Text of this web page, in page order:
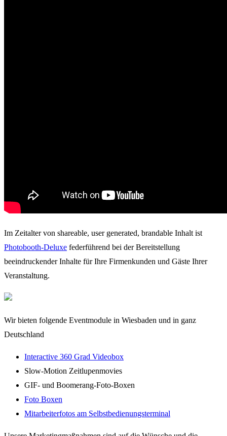
Im Zeitalter von shareable, user generated, brandable Inhalt ist
Photobooth-Deluxe federführend bei der Bereitstellung
beeindruckender Inhalte für Ihre Firmenkunden und Gäste Ihrer
Veranstaltung.
Wir bieten folgende Eventmodule in Wiesbaden und in ganz
Deutschland
Interactive 360 Grad Videobox
Slow-Motion Zeitlupenmovies
GIF- und Boomerang-Foto-Boxen
Foto Boxen
Mitarbeiterfotos am Selbstbedienungsterminal